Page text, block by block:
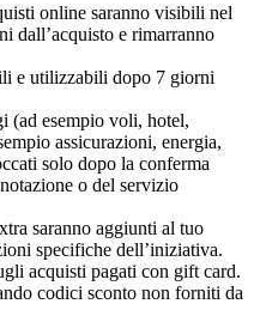
online saranno visibili nel
dall’acquisto e rimarranno
e utilizzabili dopo 7 giorni
(ad esempio voli, hotel,
assicurazioni, energia,
solo dopo la conferma
o del servizio
saranno aggiunti al tuo
specifiche dell’iniziativa.
acquisti pagati con gift card.
codici sconto non forniti da